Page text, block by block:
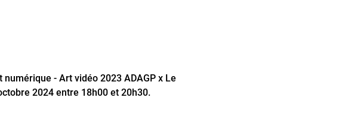
- Art vidéo 2023 ADAGP x Le
2024 entre 18h00 et 20h30.